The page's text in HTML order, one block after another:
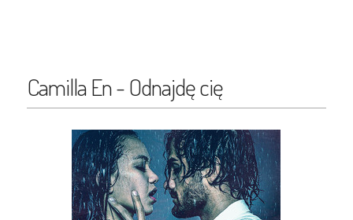
Camilla En - Odnajdę cię